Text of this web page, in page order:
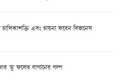
চালিকাশক্তি এবং চায়না ফরেন বিজনেস
'মু' ফলের বাগানের গল্প